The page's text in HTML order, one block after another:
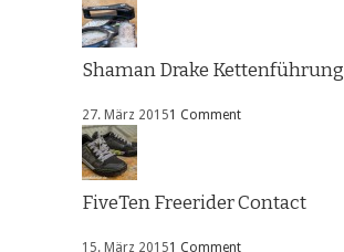
Shaman Drake Kettenführung
27. März 20151 Comment
FiveTen Freerider Contact
15. März 20151 Comment